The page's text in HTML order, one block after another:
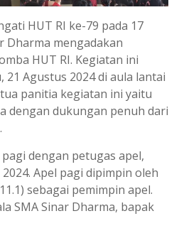
HUT RI ke-79 pada 17
Dharma mengadakan
HUT RI. Kegiatan ini
21 Agustus 2024 di aula lantai
panitia kegiatan ini yaitu
dengan dukungan penuh dari
dengan petugas apel,
Apel pagi dipimpin oleh
sebagai pemimpin apel.
SMA Sinar Dharma, bapak